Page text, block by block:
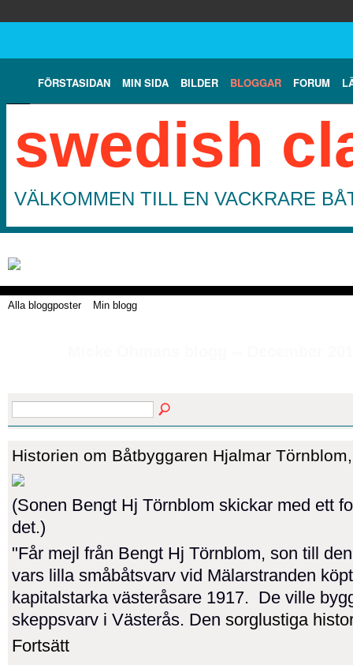
FÖRSTASIDAN MIN SIDA BILDER BLOGGAR FORUM
swedish
VÄLKOMMEN TILL EN VACKRARE
Alla bloggposter Min blogg
Historien om Båtbyggaren Hjalmar
(Sonen Bengt Hj Törnblom skickar med ett
det.)
"Får mejl från Bengt Hj Törnblom, son till
vars lilla småbåtsvarv vid Mälarstranden
kapitalstarka västeråsare 1917. De ville
skeppsvarv i Västerås. Den sorglustiga
Fortsätt